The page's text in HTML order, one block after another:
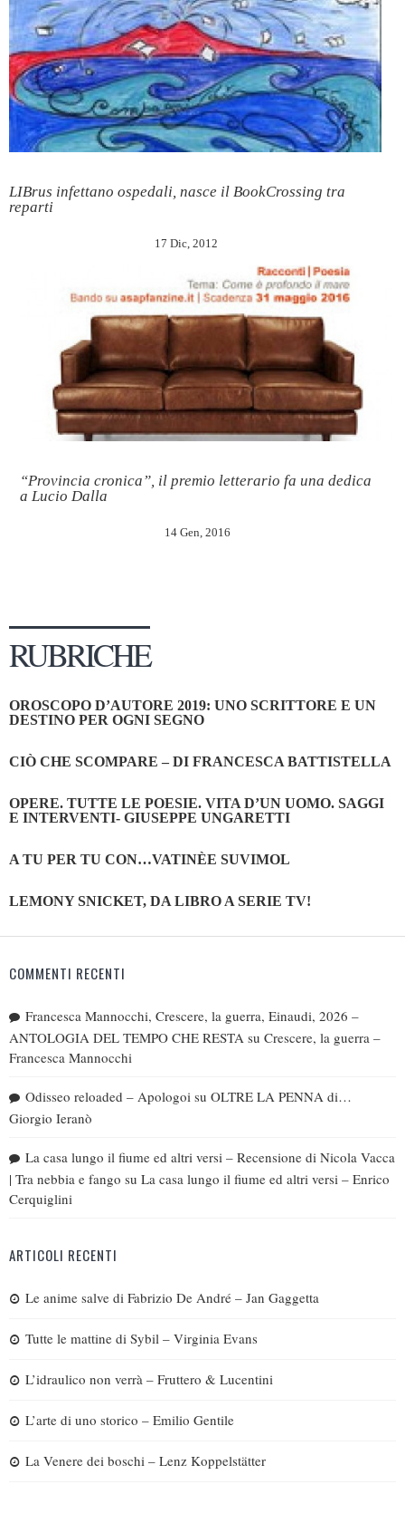
LIBrus infettano ospedali, nasce il BookCrossing tra
reparti
17 Dic, 2012
“Provincia cronica”, il premio letterario fa una dedica
a Lucio Dalla
14 Gen, 2016
RUBRICHE
OROSCOPO D’AUTORE 2019: UNO SCRITTORE E UN
DESTINO PER OGNI SEGNO
CIÒ CHE SCOMPARE – DI FRANCESCA BATTISTELLA
OPERE. TUTTE LE POESIE. VITA D’UN UOMO. SAGGI
E INTERVENTI- GIUSEPPE UNGARETTI
A TU PER TU CON…VATINÈE SUVIMOL
LEMONY SNICKET, DA LIBRO A SERIE TV!
COMMENTI RECENTI
Francesca Mannocchi, Crescere, la guerra, Einaudi, 2026 –
ANTOLOGIA DEL TEMPO CHE RESTA su Crescere, la guerra –
Francesca Mannocchi
Odisseo reloaded – Apologoi su OLTRE LA PENNA di…
Giorgio Ieranò
La casa lungo il fiume ed altri versi – Recensione di Nicola Vacca
| Tra nebbia e fango su La casa lungo il fiume ed altri versi – Enrico
Cerquiglini
ARTICOLI RECENTI
Le anime salve di Fabrizio De André – Jan Gaggetta
Tutte le mattine di Sybil – Virginia Evans
L’idraulico non verrà – Fruttero & Lucentini
L’arte di uno storico – Emilio Gentile
La Venere dei boschi – Lenz Koppelstätter